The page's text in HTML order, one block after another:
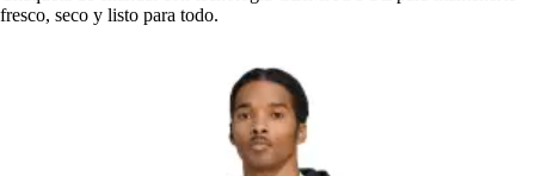
fresco, seco y listo para todo.